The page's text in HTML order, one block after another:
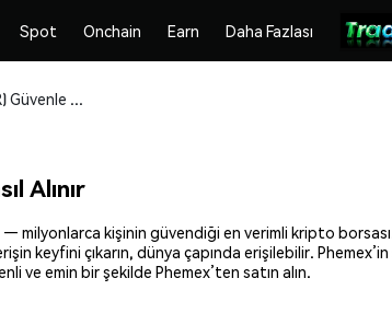
Spot Onchain Earn Daha Fazlası
Nether (NTR) Güvenle Satın Alın ve Saklayın
Alınır
— milyonlarca kişinin güvendiği en verimli kripto
keyfini çıkarın, dünya çapında erişilebilir.
ve emin bir şekilde Phemex’ten satın alın.